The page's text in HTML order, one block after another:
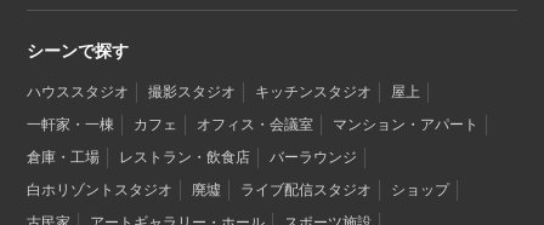
シーンで探す
ハウススタジオ 撮影スタジオ キッチンスタジオ
屋上
一軒家・一棟
カフェ オフィス・会議室
マンション・アパート
倉庫・工場
レストラン・飲食店
バーラウンジ
白ホリゾントスタジオ
廃墟 ライブ配信スタジオ
ショップ